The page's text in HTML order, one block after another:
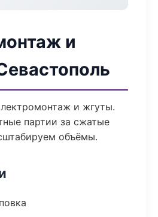
и
и жгуты.
партии за сжатые
объёмы.